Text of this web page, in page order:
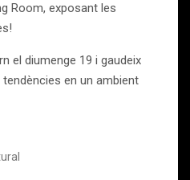
Room, exposant les
el diumenge 19 i gaudeix
en un ambient